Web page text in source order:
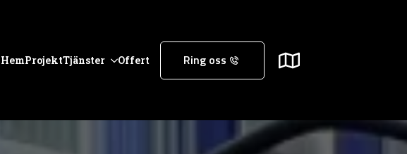
HemProjektTjänster Offert Ring oss